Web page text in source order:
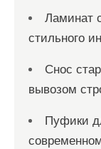
Ламинат
стильного
Снос
вывозом
Пуфики